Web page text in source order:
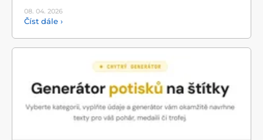
08. 04. 2026
Číst dále ›